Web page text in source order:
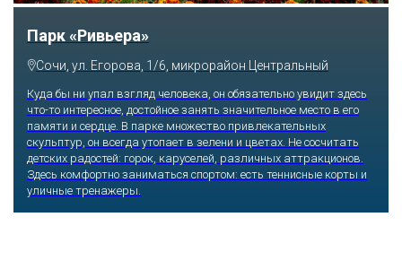
Парк «Ривьера»
Сочи, ул. Егорова, 1/6, микрорайон Центральный
Куда бы ни упал взгляд человека, он обязательно увидит здесь
что-то интересное, достойное занять значительное место в его
памяти и сердце. В парке множество привлекательных
скульптур, он всегда утопает в зелени и цветах. Не сосчитать
детских радостей: горок, каруселей, различных аттракционов.
Здесь комфортно заниматься спортом: есть теннисные корты и
уличные тренажеры.